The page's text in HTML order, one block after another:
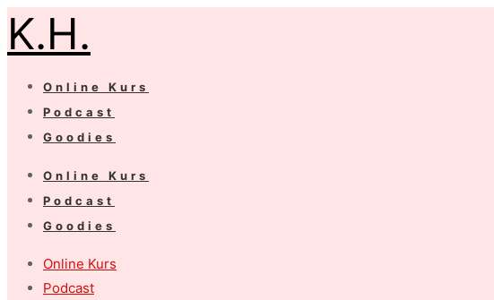
K.H.
Online Kurs
Podcast
Goodies
Online Kurs
Podcast
Goodies
Online Kurs
Podcast